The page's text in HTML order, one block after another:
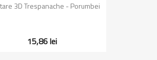
3D Trespanache - Porumbei
15,86 lei